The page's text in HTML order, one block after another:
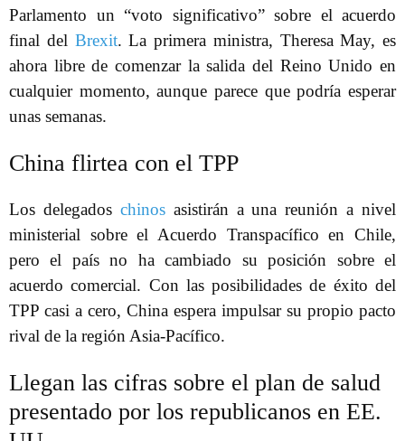
Parlamento un “voto significativo” sobre el acuerdo
final del Brexit. La primera ministra, Theresa May, es
ahora libre de comenzar la salida del Reino Unido en
cualquier momento, aunque parece que podría esperar
unas semanas.
China flirtea con el TPP
Los delegados chinosasistirán a una reunión a nivel
ministerial sobre el Acuerdo Transpacífico en Chile,
pero el país no ha cambiado su posición sobre el
acuerdo comercial. Con las posibilidades de éxito del
TPP casi a cero, China espera impulsar su propio pacto
rival de la región Asia-Pacífico.
Llegan las cifras sobre el plan de salud
presentado por los republicanos en EE.